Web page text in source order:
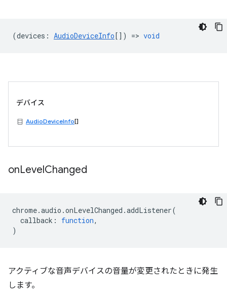
(devices : AudioDeviceInfo[]) => void
デバイス
AudioDeviceInfo[]
onLevelChanged
chrome.audio .onLevelChanged .addListener(
callback : function,
)
アクティブな音声デバイスの音量が変更されたときに発生
します。